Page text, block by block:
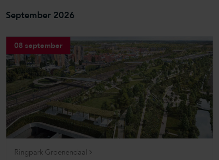
September 2026
08 september
Ringpark Groenendaal